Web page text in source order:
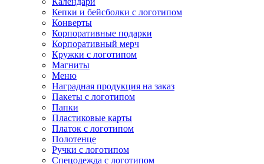
Кепки и бейсболки с логотипом
Конверты
Корпоративные подарки
Корпоративный мерч
Кружки с логотипом
Магниты
Меню
Наградная продукция на заказ
Пакеты с логотипом
Папки
Пластиковые карты
Платок с логотипом
Полотенце
Ручки с логотипом
Спецодежда с логотипом